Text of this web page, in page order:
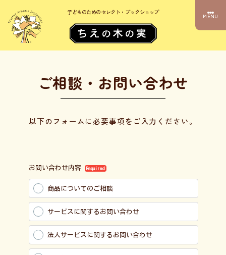
子どものためのセレクト・ブックショップ
MENU
ご相談・お問い合わせ
以下のフォームに必要事項をご入力ください。